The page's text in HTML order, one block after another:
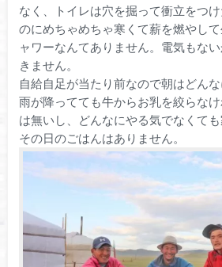
なく、トイレは穴を掘って衝立をつ
のにめちゃめちゃ寒くて薪を燃やし
ャワーなんてありません。電気もな
きません。
自給自足が当たり前なので朝はどん
雨が降ってても牛からお乳を絞らな
は無いし、どんなにやる気でなくて
その日のごはんはありません。